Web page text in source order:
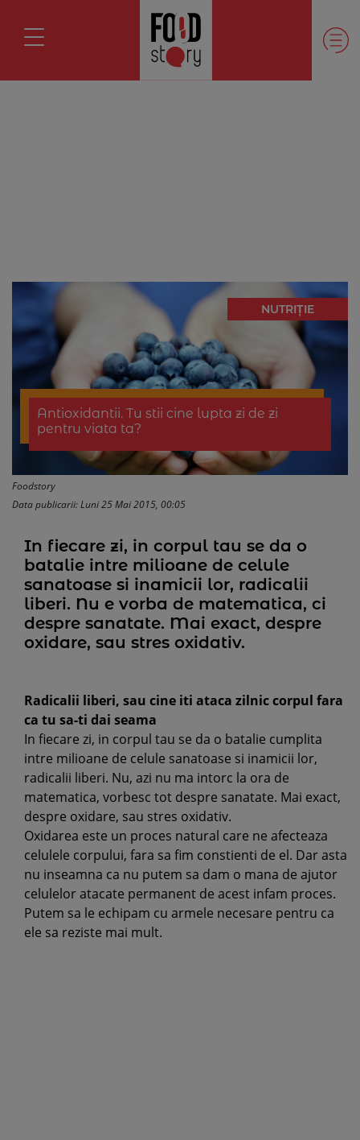
NUTRIȚIE
Antioxidantii. Tu stii cine lupta zi de zi
pentru viata ta?
Foodstory
Data publicarii: Luni 25 Mai 2015, 00:05
In fiecare zi, in corpul tau se da o
batalie intre milioane de celule
sanatoase si inamicii lor, radicalii
liberi. Nu e vorba de matematica, ci
despre sanatate. Mai exact, despre
oxidare, sau stres oxidativ.
Radicalii liberi, sau cine iti ataca zilnic corpul fara
ca tu sa-ti dai seama
In fiecare zi, in corpul tau se da o batalie cumplita
intre milioane de celule sanatoase si inamicii lor,
radicalii liberi. Nu, azi nu ma intorc la ora de
matematica, vorbesc tot despre sanatate. Mai exact,
despre oxidare, sau stres oxidativ.
Oxidarea este un proces natural care ne afecteaza
celulele corpului, fara sa fim constienti de el. Dar asta
nu inseamna ca nu putem sa dam o mana de ajutor
celulelor atacate permanent de acest infam proces.
Putem sa le echipam cu armele necesare pentru ca
ele sa reziste mai mult.